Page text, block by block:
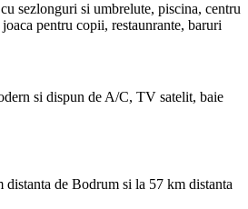
sezlonguri si umbrelute, piscina, centru
pentru copii, restaunrante, baruri
si dispun de A/C, TV satelit, baie
distanta de Bodrum si la 57 km distanta